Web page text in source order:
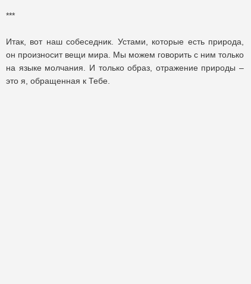
***
Итак, вот наш собеседник. Устами, которые есть природа,
он произносит вещи мира. Мы можем говорить с ним только
на языке молчания. И только образ, отражение природы –
это я, обращенная к Тебе.